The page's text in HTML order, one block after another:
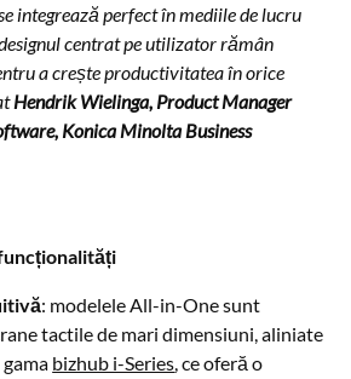
integrează perfect în mediile de lucru
centrat pe utilizator rămân
a crește productivitatea în orice
Hendrik Wielinga, Product Manager
Konica Minolta Business
: modelele All-in-One sunt
tactile de mari dimensiuni, aliniate
bizhub i-Series, ce oferă o